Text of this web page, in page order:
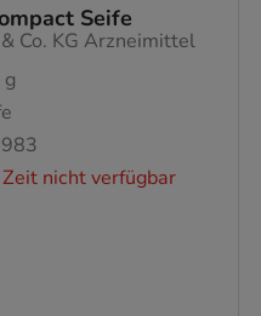
Seife
Co. KG Arzneimittel
g
nicht verfügbar